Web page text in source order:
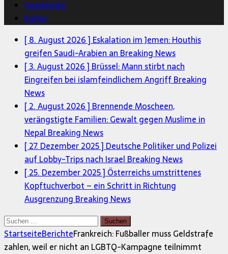
Geschichte
Kultur
[ 8. August 2026 ] Eskalation im Jemen: Houthis
greifen Saudi-Arabien an Breaking News
[ 3. August 2026 ] Brüssel: Mann stirbt nach
Eingreifen bei islamfeindlichem AngriffBreaking
News
[ 2. August 2026 ] Brennende Moscheen,
verängstigte Familien: Gewalt gegen Muslime in
Nepal Breaking News
[ 27. Dezember 2025 ] Deutsche Politiker und Polizei
auf Lobby-Trips nach Israel Breaking News
[ 25. Dezember 2025 ] Österreichs umstrittenes
Kopftuchverbot – ein Schritt in Richtung
Ausgrenzung Breaking News
Suchen
nach:
StartseiteBerichteFrankreich: Fußballer muss Geldstrafe
zahlen, weil er nicht an LGBTQ-Kampagne teilnimmt